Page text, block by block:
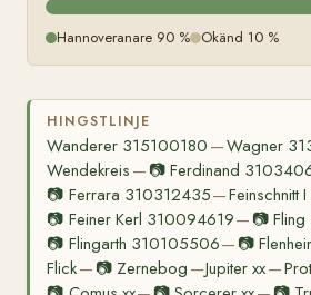
Hannoveranare 90 % Okänd 10 %
HINGSTLINJE
Wanderer 315100180 —Wagner
Wendekreis — 📷Ferdinand
📷 Ferrara 310312435—
📷 Feiner Kerl 310094619— 📷
📷 Flingarth 310105506— 📷
Flick— 📷 Zernebog —Jupiter xx—